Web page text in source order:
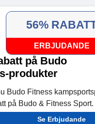
56%
ERBJUDANDE
på Budo
produkter
Budo Fitness
på Budo & Fitness Sport.
Se Erbjudande